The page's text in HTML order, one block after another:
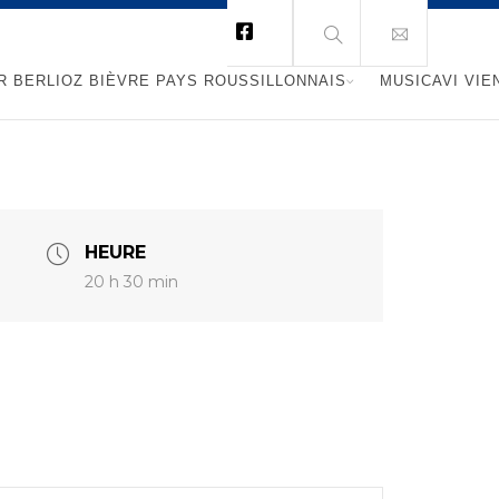
BERLIOZ BIÈVRE PAYS ROUSSILLONNAIS MUSICAVI
HEURE
20 h 30 min